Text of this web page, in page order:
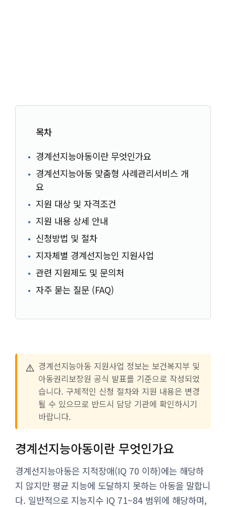
목차
경계선지능아동이란 무엇인가요
경계선지능아동 맞춤형 사례관리서비스 개
요
지원 대상 및 자격조건
지원 내용 상세 안내
신청방법 및 절차
지자체별 경계선지능인 지원사업
관련 지원제도 및 문의처
자주 묻는 질문 (FAQ)
⚠️ 경계선지능아동 지원사업 정보는 보건복지부 및
아동권리보장원 공식 발표를 기준으로 작성되었
습니다. 구체적인 신청 절차와 지원 내용은 변경
될 수 있으므로 반드시 담당 기관에 확인하시기
바랍니다.
경계선지능아동이란 무엇인가요
경계선지능아동은 지적장애(IQ 70 이하)에는 해당하
지 않지만 평균 지능에 도달하지 못하는 아동을 말합니
다. 일반적으로 지능지수 IQ 71~84 범위에 해당하며,